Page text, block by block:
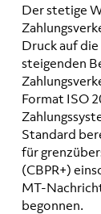
Der stetige
Druck auf
steigenden
Format ISO
Standard
für
(CBPR+)
MT-
begonnen.